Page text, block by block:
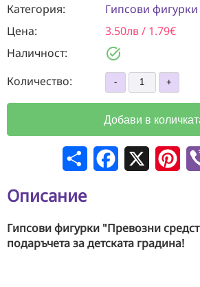
Категория:
Гипсови фигурки
Цена:
3.50лв / 1.79€
Наличност:
task_alt
Количество:
Добави в
СподелиFacebook
Описание
Гипсови фигурки "Превозни
подаръчета за детската градина!